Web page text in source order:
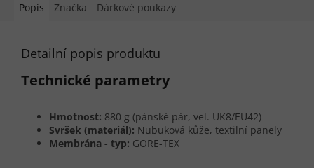
Popis Značka Dárkové poukazy
Detailní popis produktu
Technické parametry
Hmotnost: 880 g (pánské pár, vel. UK8/EU42)
Svršek (materiál): Nubuková kůže, textilní panely
Membrána - typ: GORE-TEX